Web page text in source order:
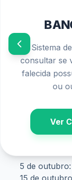
Confira o
requisitos
salarial
5 de